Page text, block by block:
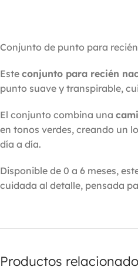
Conjunto de punto para
Este conjunto para recién
punto suave y transpirable,
El conjunto combina una
en tonos verdes, creando un
día a día.
Disponible de 0 a 6 meses,
cuidada al detalle, pensada
Productos